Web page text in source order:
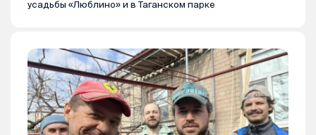
усадьбы «Люблино» и в Таганском парке